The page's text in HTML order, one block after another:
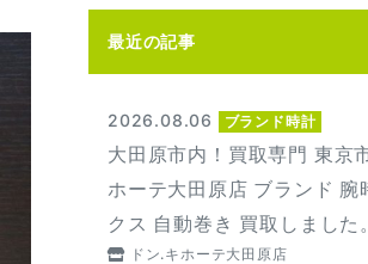
最近の記事
2026.08.06 ブランド時計
大田原市内！買取専門 東京
ホーテ大田原店 ブランド 腕
クス 自動巻き 買取しました。
ドン.キホーテ大田原店